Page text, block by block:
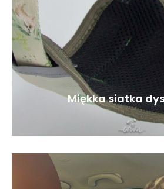
Miękka siatka